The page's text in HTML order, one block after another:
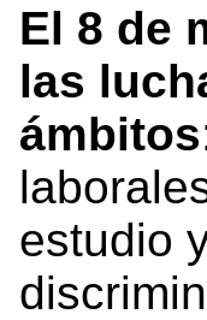
El 8 de
las
ámbitos
estudio